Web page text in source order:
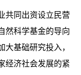
共同出资设立民营
然科学基金的导向
基础研究投入，
经济社会发展的紧